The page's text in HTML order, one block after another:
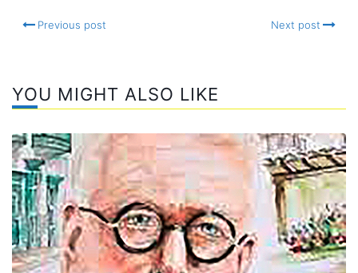
Previous post Next post
YOU MIGHT ALSO LIKE